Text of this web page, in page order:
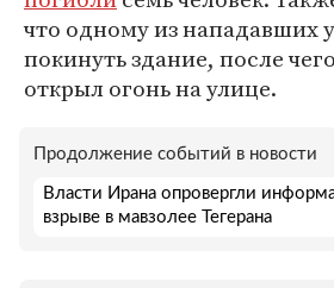
что одному из нападавших
покинуть здание, после
открыл огонь на улице.
Продолжение событий в новости
Власти Ирана опровергли
взрыве в мавзолее Тегерана